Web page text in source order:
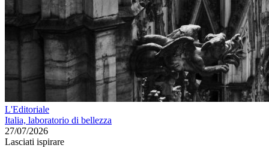
L'Editoriale
Italia, laboratorio di bellezza
27/07/2026
Lasciati ispirare